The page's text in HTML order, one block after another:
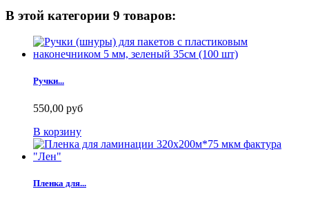
В этой категории 9 товаров:
Ручки...
550,00 руб
В корзину
Пленка для...